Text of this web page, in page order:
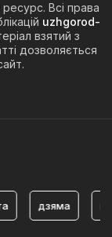
Всі права
uzhgorod-
взятий з
дозволяється
дзяма